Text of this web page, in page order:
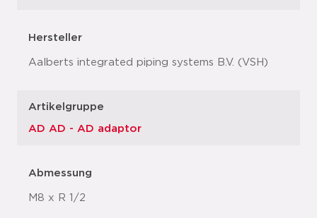
Hersteller
Aalberts integrated piping systems B.V. (VSH)
Artikelgruppe
AD AD - AD adaptor
Abmessung
M8 x R 1/2